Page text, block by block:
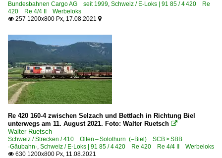
Bundesbahnen Cargo AG seit 1999, Schweiz / E-Loks | 91 85 / 4 420 Re
420 Re 4/4 II Werbeloks
 257 1200x800 Px, 17.08.2021 
Re 420 160-4 zwischen Selzach und Bettlach in Richtung Biel
unterwegs am 11. August 2021. Foto: Walter Ruetsch 
Walter Ruetsch
Schweiz / Strecken / 410 Olten – Solothurn (–Biel) SCB > SBB
·Gäubahn·, Schweiz / E-Loks | 91 85 / 4 420 Re 420 Re 4/4 II Werbeloks
 630 1200x800 Px, 11.08.2021